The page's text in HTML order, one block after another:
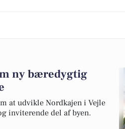
ny bæredygtig
at udvikle Nordkajen i Vejle
inviterende del af byen.